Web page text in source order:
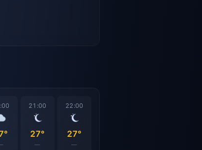
21:00
27°
—
22:00
27°
—